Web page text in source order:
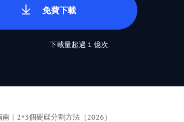
免費下載
下載量超過 1 億次
丨2+3個硬碟分割方法（2026）